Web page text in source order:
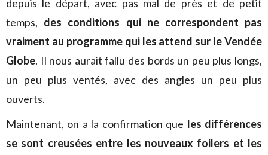
depuis le départ, avec pas mal de près et de petit
temps, des conditions qui ne correspondent pas
vraiment au programme qui les attend sur le Vendée
Globe. Il nous aurait fallu des bords un peu plus longs,
un peu plus ventés, avec des angles un peu plus
ouverts.
Maintenant, on a la confirmation que les différences
se sont creusées entre les nouveaux foilers et les